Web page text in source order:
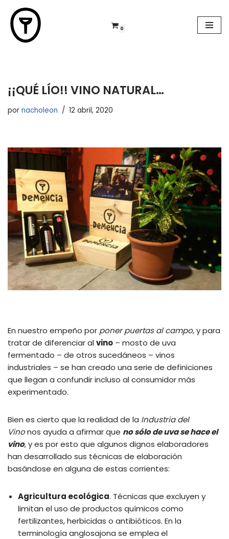
Saltar
al
0
¡¡QUÉ LÍO!! VINO NATURAL…
por nacholeon 12 abril, 2020
En nuestro empeño por poner puertas al campo, y para
tratar de diferenciar alvino – mosto de uva
fermentado – de otros sucedáneos – vinos
industriales – se han creado una serie de definiciones
que llegan a confundir incluso al consumidor más
experimentado.
Bien es cierto que la realidad de la Industria del
Vinonos ayuda a afirmar que no sólo de uva se hace el
vino, y es por esto que algunos dignos elaboradores
han desarrollado sus técnicas de elaboración
basándose en alguna de estas corrientes:
Agricultura ecológica. Técnicas que excluyen y
limitan el uso de productos químicos como
fertilizantes, herbicidas o antibióticos. En la
terminología anglosajona se emplea el